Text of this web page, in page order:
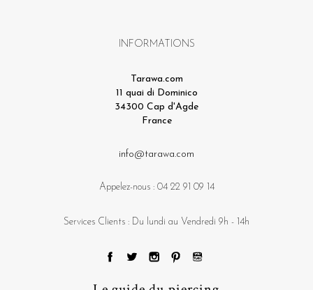
INFORMATIONS
Tarawa.com
11 quai di Dominico
34300 Cap d'Agde
France
info@tarawa.com
Appelez-nous : 04 22 91 09 14
Services Clients : Du lundi au Vendredi 9h - 14h